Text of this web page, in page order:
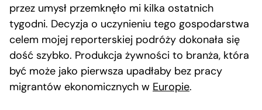
przez umysł przemknęło mi kilka ostatnich
tygodni. Decyzja o uczynieniu tego gospodarstwa
celem mojej reporterskiej podróży dokonała się
dość szybko. Produkcja żywności to branża, która
być może jako pierwsza upadłaby bez pracy
migrantów ekonomicznych w Europie.